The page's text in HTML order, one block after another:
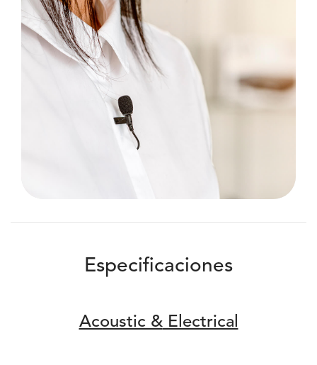
Especificaciones
Acoustic &Electrical